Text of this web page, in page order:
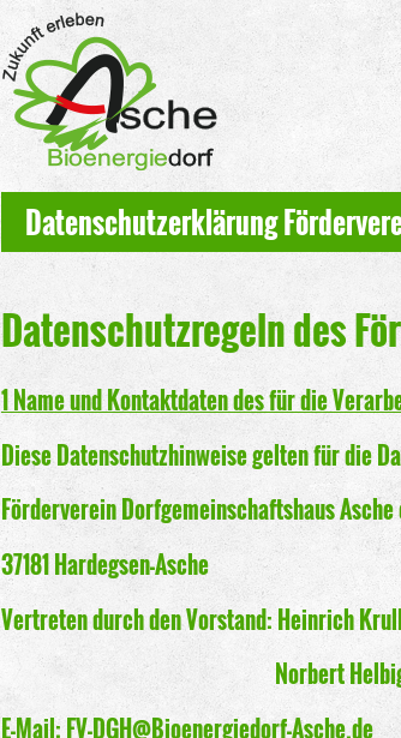
Datenschutzerklärung
Datenschutzregeln des
1 Name und Kontaktdaten des für die
Diese Datenschutzhinweisegelten für die
Förderverein Dorfgemeinschaftshaus
37181 Hardegsen-Asche
Vertreten durch den Vorstand: Heinrich
Norbert Helbig,
E-Mail: FV-DGH@Bioenergiedorf-Asche.de